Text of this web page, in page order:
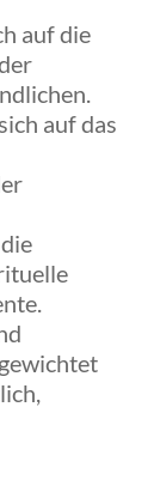
auf die
auf das